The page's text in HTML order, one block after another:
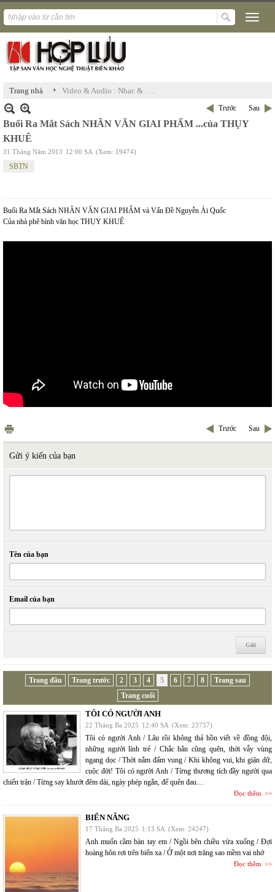
Trang nhà › Video & Audio : Nhạc & . . .
Trước Sau
Buổi Ra Mắt Sách NHÂN VĂN GIAI PHẨM ...của THỤY
KHUÊ
31 Tháng Năm 2013 12:00 SA (Xem: 19474)
SBTN
Buổi Ra Mắt Sách NHÂN VĂN GIAI PHẨM và Vấn Đề Nguyễn Ái Quốc
Của nhà phê bình văn học THỤY KHUÊ
Trước Sau
Gửi ý kiến của bạn
Tên của bạn
Email của bạn
Trang đầu Trang trước 2 3 4 5 6 7 8
Trang sau
Trang cuối
TÔI CÓ NGƯỜI ANH
22 Tháng Ba 2025 12:40 SA (Xem: 23757)
Tôi có người Anh / Lâu rồi không thả hồn viết về đồng đội,
những người lính trẻ / Chắc hẳn cũng quên, thời vẫy vùng
ngang dọc / Thời nắm đấm vung / Khi không vui, khi giận dữ,
cuộc đời! Tôi có người Anh / Từng thương tích đầy người qua
chiến trận / Từng say khướt đêm dài, ngày phép ngắn, để quên đau…
Đọc thêm
BIỂN NẮNG
17 Tháng Ba 2025 1:13 SA (Xem: 24247)
Anh muốn cầm bàn tay em / Ngồi bên chiều vừa xuống / Đợi
hoàng hôn rơi trên biển xa / Ở một nơi trăng sao mềm vai nhớ
Đọc thêm